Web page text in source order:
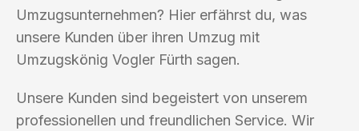
Umzugsunternehmen? Hier erfährst du, was
unsere Kunden über ihren Umzug mit
Umzugskönig Vogler Fürth sagen.
Unsere Kunden sind begeistert von unserem
professionellen und freundlichen Service. Wir